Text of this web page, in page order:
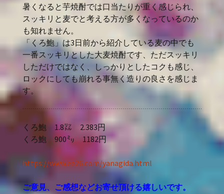
暑くなると芋焼酎では口当たりが重く感じられ、
スッキリと麦でと考える方が多くなっているのか
も知れません。
「くろ鮑」は3日前から紹介している麦の中でも
一番スッキリとした大麦焼酎です、ただスッキリ
しただけではなく、しっかりとしたコクも感じ、
ロックにしても崩れる事無く造りの良さを感じま
す。
くろ鮑 1.8㍑ 2.383円
くろ鮑 900㍉ 1182円
https://www.ee26.com/yanagida.html
ご意見、ご感想などお寄せ頂ける嬉しいです。